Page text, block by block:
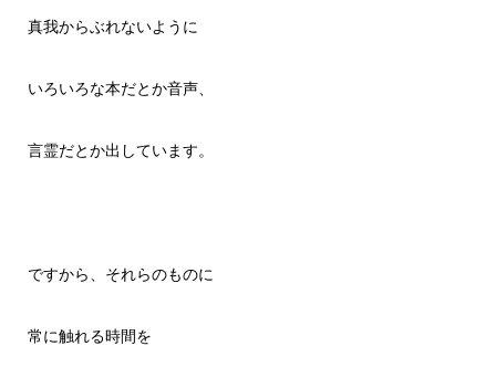
真我からぶれないように
いろいろな本だとか音声、
言霊だとか出しています。
ですから、それらのものに
常に触れる時間を